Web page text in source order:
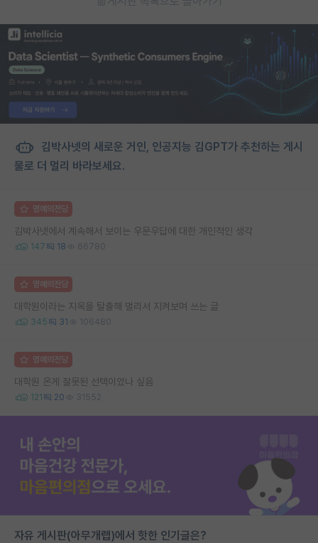
김박사넷의 새로운 거인, 인공지능 김GPT가 추천하는 게시
물로 더 멀리 바라보세요.
명예의전당
김박사넷에서 계속해서 보이는 우문우답에 대한 개인적인 생각
147 18 66780
명예의전당
대학원이라는 지옥을 탈출해 멀리서 지켜보며 쓰는 글
345 31 106480
명예의전당
대학원 온게 잘못된 선택이었나 싶음
121 20 31552
자유 게시판(아무개랩)에서 핫한 인기글은?